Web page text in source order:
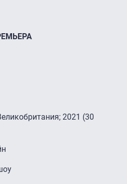
2021 (30